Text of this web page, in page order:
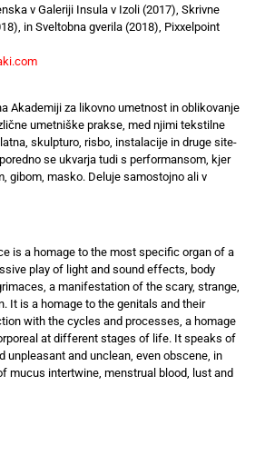
v Galeriji Insula v Izoli (2017), Skrivne
in Sveltobna gverila (2018), Pixxelpoint
Akademiji za likovno umetnost in oblikovanje
umetniške prakse, med njimi tekstilne
skulpturo, risbo, instalacije in druge site-
se ukvarja tudi s performansom, kjer
gibom, masko. Deluje samostojno ali v
is a homage to the most specific organ of a
play of light and sound effects, body
a manifestation of the scary, strange,
It is a homage to the genitals and their
with the cycles and processes, a homage
at different stages of life. It speaks of
unpleasant and unclean, even obscene, in
mucus intertwine, menstrual blood, lust and